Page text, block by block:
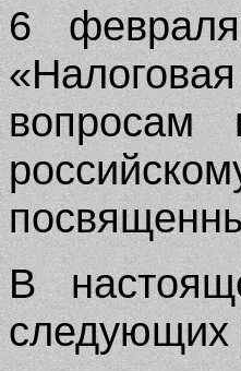
6
вопросам
В
следующих